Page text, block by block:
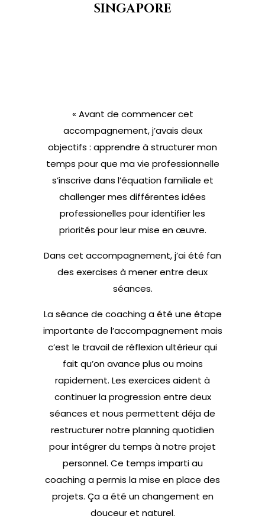
SINGAPORE
« Avant de commencer cet
accompagnement, j’avais deux
objectifs : apprendre à structurer mon
temps pour que ma vie professionnelle
s’inscrive dans l’équation familiale et
challenger mes différentes idées
professionelles pour identifier les
priorités pour leur mise en œuvre.
Dans cet accompagnement, j’ai été fan
des exercises à mener entre deux
séances.
La séance de coaching a été une étape
importante de l’accompagnement mais
c’est le travail de réflexion ultérieur qui
fait qu’on avance plus ou moins
rapidement. Les exercices aident à
continuer la progression entre deux
séances et nous permettent déja de
restructurer notre planning quotidien
pour intégrer du temps à notre projet
personnel. Ce temps imparti au
coaching a permis la mise en place des
projets. Ça a été un changement en
douceur et naturel.